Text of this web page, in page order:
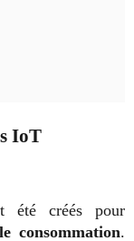
IoT
été créés pour
consommation.